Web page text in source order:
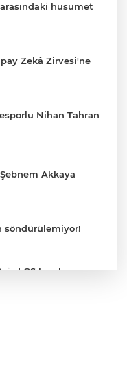
husumet
Zekâ Zirvesi'ne
Nihan Tahran
Akkaya
söndürülemiyor!
LGS kurslarının